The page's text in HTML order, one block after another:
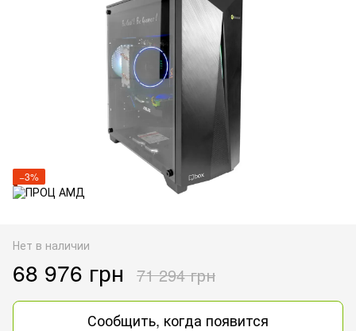
−3%
Нет в наличии
68 976 грн 71 294 грн
Сообщить, когда появится